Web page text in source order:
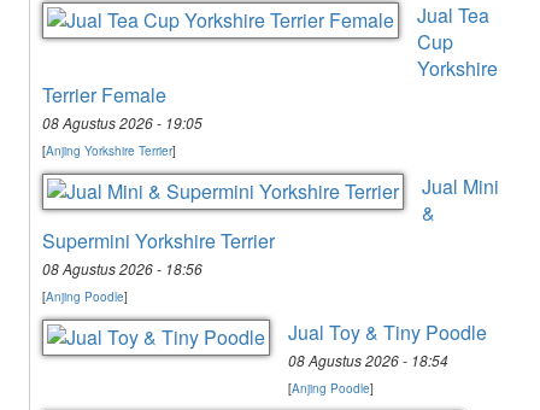
Jual Tea
Cup
Yorkshire
Terrier Female
08 Agustus 2026 - 19:05
[Anjing Yorkshire Terrier]
Jual Mini
&
Supermini Yorkshire Terrier
08 Agustus 2026 - 18:56
[Anjing Poodle]
Jual Toy & Tiny Poodle
08 Agustus 2026 - 18:54
[Anjing Poodle]